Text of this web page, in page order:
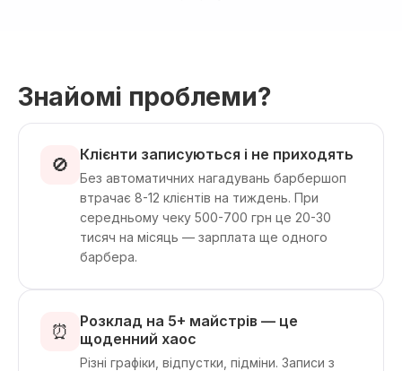
Знайомі проблеми?
🚫 Клієнти записуються і не приходять
Без автоматичних нагадувань барбершоп
втрачає 8-12 клієнтів на тиждень. При
середньому чеку 500-700 грн це 20-30
тисяч на місяць — зарплата ще одного
барбера.
⏰
Розклад на 5+ майстрів — це
щоденний хаос
Різні графіки, відпустки, підміни. Записи з